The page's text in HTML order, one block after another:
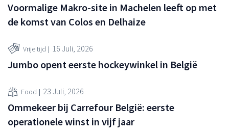
Voormalige Makro-site in Machelen leeft op met
de komst van Colos en Delhaize
Vrije tijd 16 Juli, 2026
Jumbo opent eerste hockeywinkel in België
Food 23 Juli, 2026
Ommekeer bij Carrefour België: eerste
operationele winst in vijf jaar